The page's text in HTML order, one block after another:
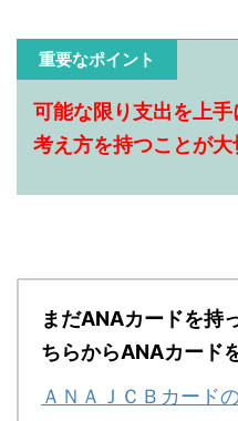
重要なポイント
可能な限り支出を上
考え方を持つことが大
まだANAカードを持
ちらからANAカード
ＡＮＡＪＣＢカード